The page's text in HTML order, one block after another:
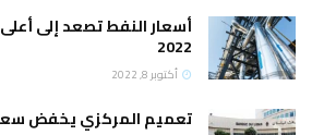
2022
أكتوبر 8, 2022
تعميم المركزي يخفض سعر